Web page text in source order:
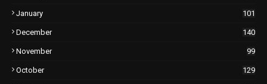
January 101
December 140
November 99
October 129